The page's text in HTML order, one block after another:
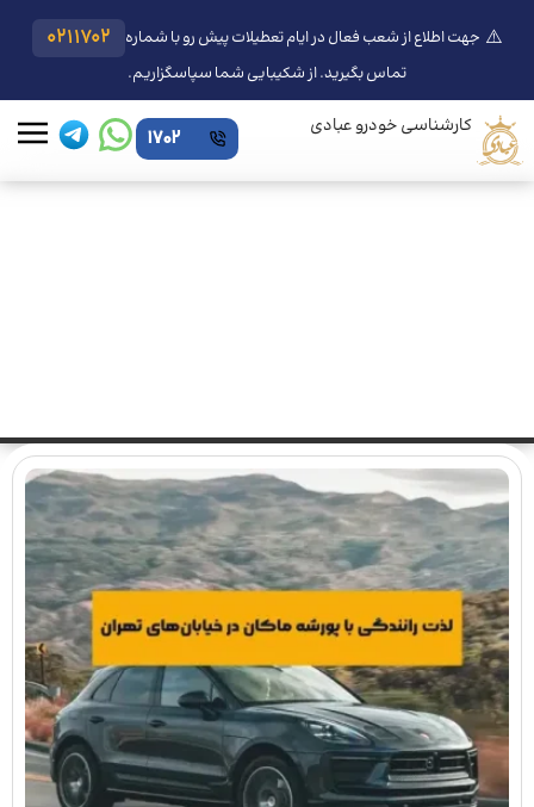
⚠️ جهت اطلاع از شعب فعال در ایام تعطیلات پیش رو با شماره 0211702
تماس بگیرید. از شکیبایی شما سپاسگزاریم.
کارشناسی خودرو عبادی 1702